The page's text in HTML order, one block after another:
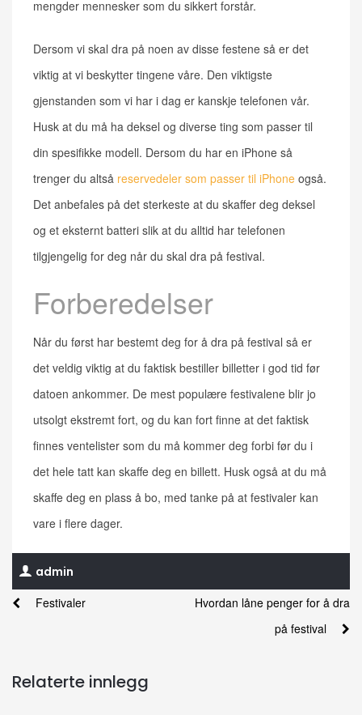
mengder mennesker som du sikkert forstår.
Dersom vi skal dra på noen av disse festene så er det
viktig at vi beskytter tingene våre. Den viktigste
gjenstanden som vi har i dag er kanskje telefonen vår.
Husk at du må ha deksel og diverse ting som passer til
din spesifikke modell. Dersom du har en iPhone så
trenger du altså reservedeler som passer til iPhone også.
Det anbefales på det sterkeste at du skaffer deg deksel
og et eksternt batteri slik at du alltid har telefonen
tilgjengelig for deg når du skal dra på festival.
Forberedelser
Når du først har bestemt deg for å dra på festival så er
det veldig viktig at du faktisk bestiller billetter i god tid før
datoen ankommer. De mest populære festivalene blir jo
utsolgt ekstremt fort, og du kan fort finne at det faktisk
finnes ventelister som du må kommer deg forbi før du i
det hele tatt kan skaffe deg en billett. Husk også at du må
skaffe deg en plass å bo, med tanke på at festivaler kan
vare i flere dager.
admin
Festivaler
Hvordan låne penger for å dra
på festival
Relaterte innlegg